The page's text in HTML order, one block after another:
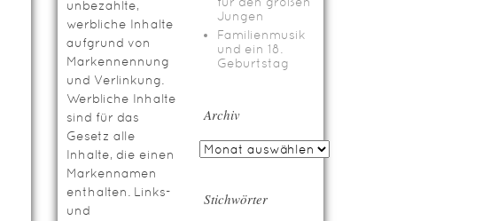
unbezahlte,
werbliche Inhalte
aufgrund von
Markennennung
und Verlinkung.
Werbliche Inhalte
sind für das
Gesetz alle
Inhalte, die einen
Markennamen
enthalten. Links-
und
Jungen
Familienmusik
und ein 18.
Geburtstag
Archiv
Stichwörter